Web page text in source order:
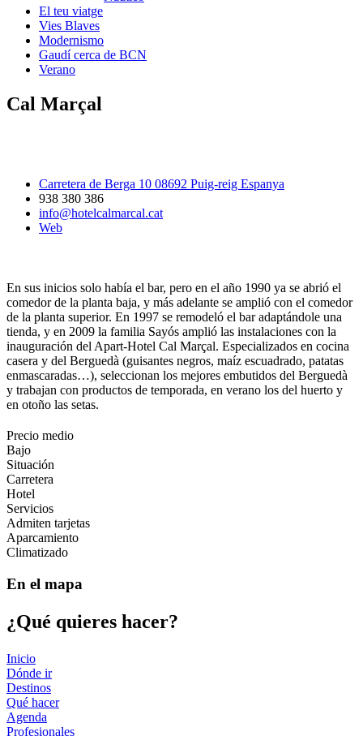
El teu viatge
Vies Blaves
Modernismo
Gaudí cerca de BCN
Verano
Cal Marçal
Carretera de Berga 10 08692 Puig-reig Espanya
938 380 386
info@hotelcalmarcal.cat
Web
En sus inicios solo había el bar, pero en el año 1990 ya se abrió el
comedor de la planta baja, y más adelante se amplió con el comedor
de la planta superior. En 1997 se remodeló el bar adaptándole una
tienda, y en 2009 la familia Sayós amplió las instalaciones con la
inauguración del Apart-Hotel Cal Marçal. Especializados en cocina
casera y del Berguedà (guisantes negros, maíz escuadrado, patatas
enmascaradas…), seleccionan los mejores embutidos del Berguedà
y trabajan con productos de temporada, en verano los del huerto y
en otoño las setas.
Precio medio
Bajo
Situación
Carretera
Hotel
Servicios
Admiten tarjetas
Aparcamiento
Climatizado
En el mapa
¿Qué quieres hacer?
Inicio
Dónde ir
Destinos
Qué hacer
Agenda
Profesionales